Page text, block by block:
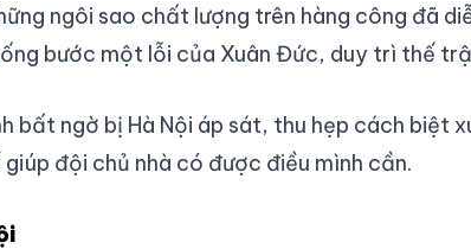
ngôi sao chất lượng trên hàng công đã
bước một lỗi của Xuân Đức, duy trì thế
bất ngờ bị Hà Nội áp sát, thu hẹp cách biệt
đội chủ nhà có được điều mình cần.